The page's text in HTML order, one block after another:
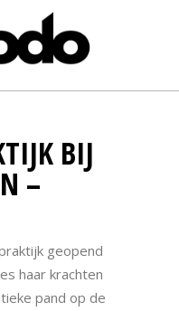
BIJ
–
geopend
haar krachten
pand op de